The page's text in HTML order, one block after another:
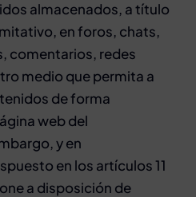
almacenados, a título
en foros, chats,
comentarios, redes
medio que permita a
de forma
web del
y en
en los artículos 11
a disposición de